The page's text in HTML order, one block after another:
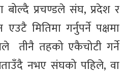
बोल्दै प्रचण्डले संघ, प्रदेश र
मितिमा गर्नुपर्ने पक्षमा
तीनै तहको एकैचोटी गर्ने
नभए संघको पहिले, वा